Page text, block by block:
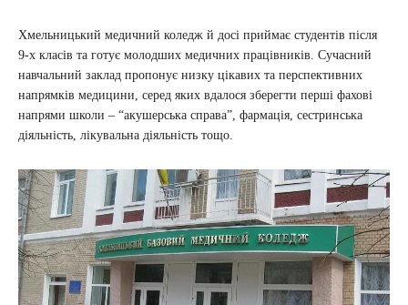
Хмельницький медичний коледж й досі приймає студентів після
9-х класів та готує молодших медичних працівників. Сучасний
навчальний заклад пропонує низку цікавих та перспективних
напрямків медицини, серед яких вдалося зберегти перші фахові
напрями школи – “акушерська справа”, фармація, сестринська
діяльність, лікувальна діяльність тощо.